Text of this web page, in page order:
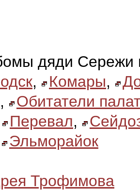
дяди Сережи
, Комары,
,
Обитатели
Перевал,
Эльморайок
Трофимова